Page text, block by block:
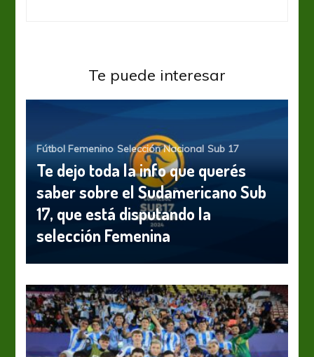
Te puede interesar
Fútbol Femenino Selección Nacional Sub 17
Te dejo toda la info que querés
saber sobre el Sudamericano Sub
17, que está disputando la
selección Femenina